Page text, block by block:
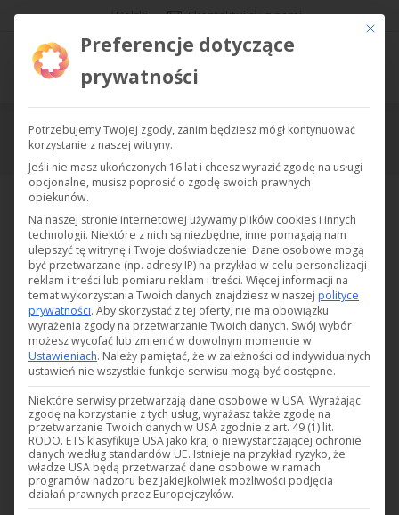
Polski Skontaktuj się z nami
DC10A
Jesteś tutaj:
Wyświetlacz cyfrowy Newel 3 (obudowa panelowa IP65,
zasilanie 9-24 VAC/DC)
Zamówienie
Retour au catalogue
Ce
Preferencje dotyczące
prywatności
Potrzebujemy Twojej zgody, zanim będziesz mógł kontynuować
korzystanie z naszej witryny.
Jeśli nie masz ukończonych 16 lat i chcesz wyrazić zgodę na usługi
opcjonalne, musisz poprosić o zgodę swoich prawnych
opiekunów.
Na naszej stronie internetowej używamy plików cookies i innych
technologii. Niektóre z nich są niezbędne, inne pomagają nam
ulepszyć tę witrynę i Twoje doświadczenie. Dane osobowe mogą
być przetwarzane (np. adresy IP) na przykład w celu personalizacji
reklam i treści lub pomiaru reklam i treści. Więcej informacji na
temat wykorzystania Twoich danych znajdziesz w naszej polityce
prywatności. Aby skorzystać z tej oferty, nie ma obowiązku
wyrażenia zgody na przetwarzanie Twoich danych. Swój wybór
możesz wycofać lub zmienić w dowolnym momencie w
Ustawieniach. Należy pamiętać, że w zależności od indywidualnych
ustawień nie wszystkie funkcje serwisu mogą być dostępne.
Niektóre serwisy przetwarzają dane osobowe w USA. Wyrażając
zgodę na korzystanie z tych usług, wyrażasz także zgodę na
przetwarzanie Twoich danych w USA zgodnie z art. 49 (1) lit.
RODO. ETS klasyfikuje USA jako kraj o niewystarczającej ochronie
danych według standardów UE. Istnieje na przykład ryzyko, że
władze USA będą przetwarzać dane osobowe w ramach
programów nadzoru bez jakiejkolwiek możliwości podjęcia
działań prawnych przez Europejczyków.